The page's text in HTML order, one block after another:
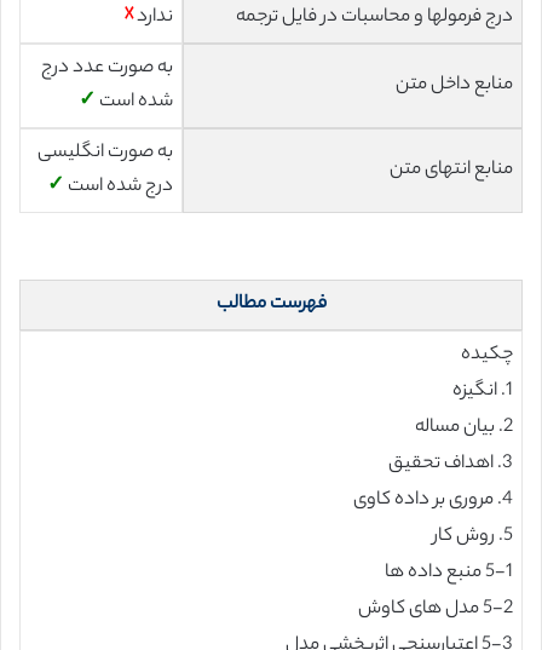
درج فرمولها و محاسبات در فایل ترجمه
ندارد☓
منابع داخل متن
به صورت عدد درج
شده است ✓
منابع انتهای متن
به صورت انگلیسی
درج شده است ✓
فهرست مطالب
چکیده
1. انگیزه
2. بیان مساله
3. اهداف تحقیق
4. مروری بر داده کاوی
5. روش کار
5-1 منبع داده ها
5-2 مدل های کاوش